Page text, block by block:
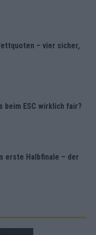
– vier sicher,
beim ESC wirklich fair?
erste Halbfinale – der